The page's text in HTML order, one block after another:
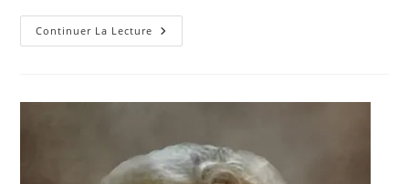
Continuer La Lecture LAROUCHE,
Nicoll